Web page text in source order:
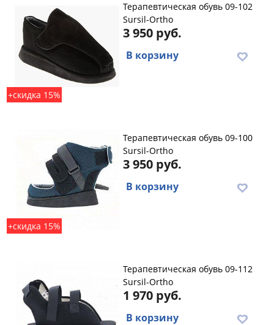
+скидка 15%
Терапевтическая обувь 09-102
Sursil-Ortho
3 950 руб.
В корзину
+скидка 15%
Терапевтическая обувь 09-100
Sursil-Ortho
3 950 руб.
В корзину
Терапевтическая обувь 09-112
Sursil-Ortho
1 970 руб.
В корзину